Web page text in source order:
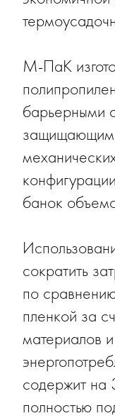
М-ПаК
барьерными
банок
сократить
по
пленкой за
материалов
содержит на
полностью